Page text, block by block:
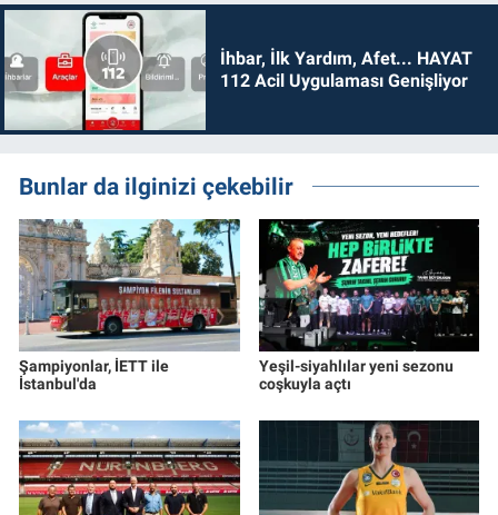
İhbar, İlk Yardım, Afet... HAYAT
112 Acil Uygulaması Genişliyor
Bunlar da ilginizi çekebilir
Şampiyonlar, İETT ile
İstanbul'da
Yeşil-siyahlılar yeni sezonu
coşkuyla açtı